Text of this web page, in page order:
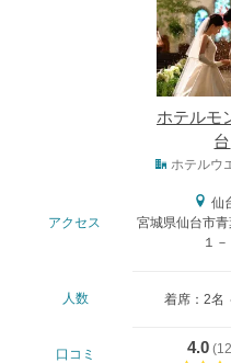
ホテルモ
台
ホテルウ
アクセス
仙
宮城県仙台市青
１－
人数 着席：2名
口コミ 4.0 (